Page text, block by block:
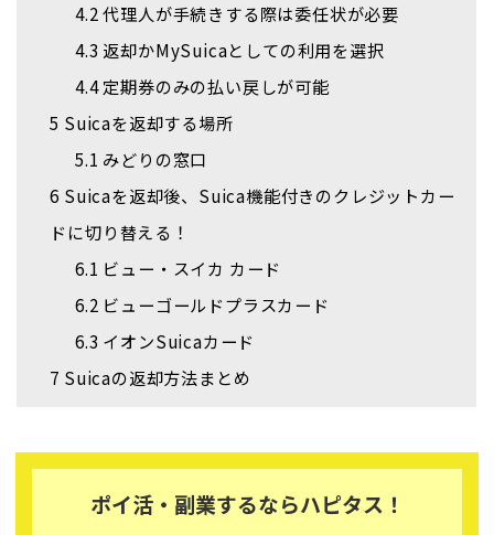
4.2代理人が手続きする際は委任状が必要
4.3 返却かMySuicaとしての利用を選択
4.4定期券のみの払い戻しが可能
5 Suicaを返却する場所
5.1 みどりの窓口
6 Suicaを返却後、Suica機能付きのクレジットカー
ドに切り替える！
6.1 ビュー・スイカ カード
6.2 ビューゴールドプラスカード
6.3 イオンSuicaカード
7 Suicaの返却方法まとめ
ポイ活・副業するならハピタス！